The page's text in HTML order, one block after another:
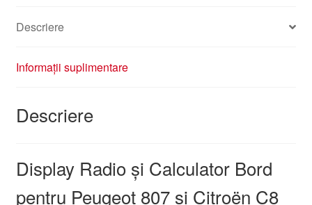
Descriere
Informații suplimentare
Descriere
Display Radio şi Calculator Bord
pentru Peugeot 807 şi Citroën C8